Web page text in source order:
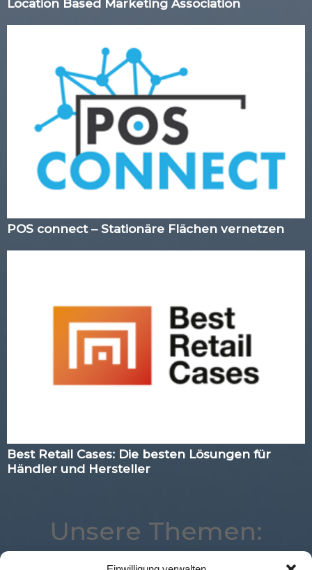
Location Based Marketing Association
POS connect – Stationäre Flächen vernetzen
Best Retail Cases: Die besten Lösungen für
Händler und Hersteller
Unsere Themen: